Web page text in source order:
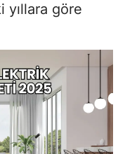
göre